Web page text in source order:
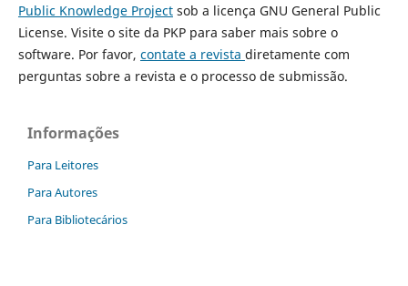
Public Knowledge Projectsob a licença GNU General Public
License. Visite o site da PKP para saber mais sobre o
software. Por favor, contate a revista diretamente com
perguntas sobre a revista e o processo de submissão.
Informações
Para Leitores
Para Autores
Para Bibliotecários